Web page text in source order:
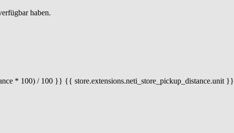
haben.
* 100) / 100 }} {{ store.extensions.neti_store_pickup_distance.unit }}